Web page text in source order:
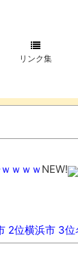
リンク集
ｗｗｗNEW!
2位横浜市 3